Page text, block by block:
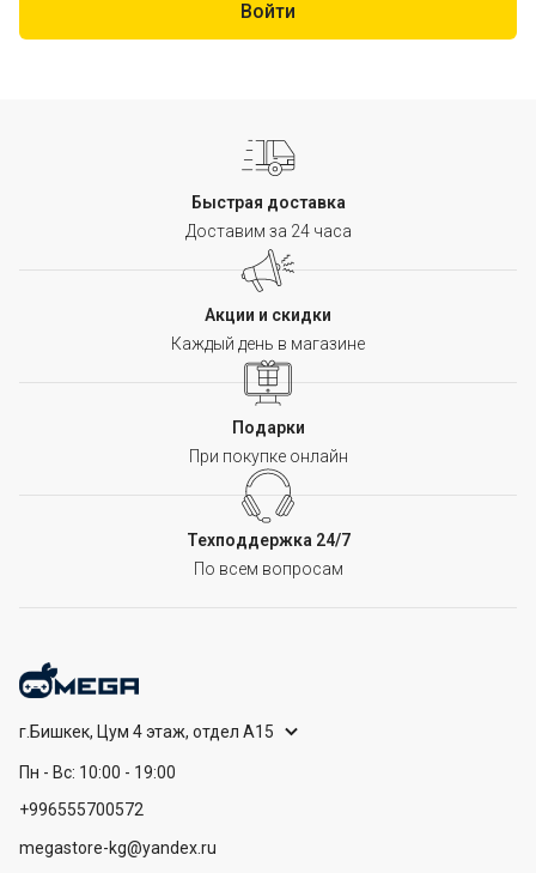
Быстрая доставка
Доставим за 24 часа
Акции и скидки
Каждый день в магазине
Подарки
При покупке онлайн
Техподдержка 24/7
По всем вопросам
г.Бишкек, Цум 4 этаж, отдел А15
Пн - Вс: 10:00 - 19:00
+996555700572
megastore-kg@yandex.ru